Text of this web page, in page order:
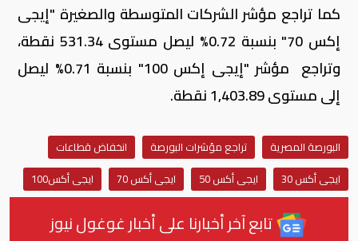
كما تراجع مؤشر الشركات المتوسطة والصغيرة "إيجى
إكس 70" بنسبة 0.72% ليصل مستوى 531.34 نقطة،
وتراجع مؤشر "إيجى إكس 100" بنسبة 0.71% ليصل
إلى مستوى 1,403.89 نقطة.
البورصة المصرية تراجع مؤشرات البورصة
انخفاض قطاعات
ايجى أكس 30
ايجى أكس 50 ايجى أكس 70 ايجى أكس100
تابع آخر أخبارنا على أخبار غوغول نيوز